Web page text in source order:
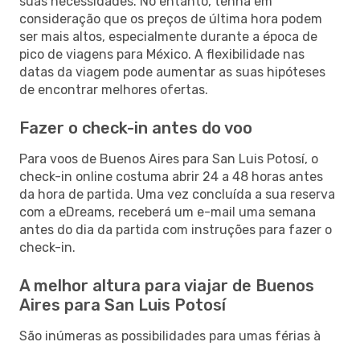
consideração que os preços de última hora podem
ser mais altos, especialmente durante a época de
pico de viagens para México. A flexibilidade nas
datas da viagem pode aumentar as suas hipóteses
de encontrar melhores ofertas.
Fazer o check-in antes do voo
Para voos de Buenos Aires para San Luis Potosí, o
check-in online costuma abrir 24 a 48 horas antes
da hora de partida. Uma vez concluída a sua reserva
com a eDreams, receberá um e-mail uma semana
antes do dia da partida com instruções para fazer o
check-in.
A melhor altura para viajar de Buenos
Aires para San Luis Potosí
São inúmeras as possibilidades para umas férias à